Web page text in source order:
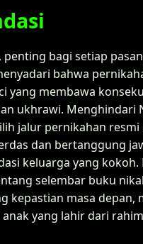
penting bagi setiap
bahwa
yang membawa
ukhrawi. Menghindari
jalur pernikahan resmi
dan bertanggung
keluarga yang kokoh.
selembar buku
kepastian masa depan,
yang lahir dari